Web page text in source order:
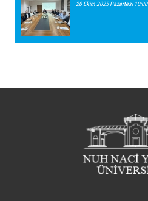
20 Ekim 2025 Pazartesi 10:00